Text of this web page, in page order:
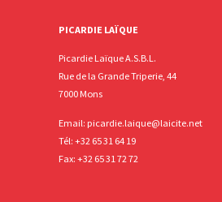
PICARDIE LAÏQUE
Picardie Laïque A.S.B.L.
Rue de la Grande Triperie, 44
7000 Mons
Email: picardie.laique@laicite.net
Tél: +32 65 31 64 19
Fax: +32 65 31 72 72